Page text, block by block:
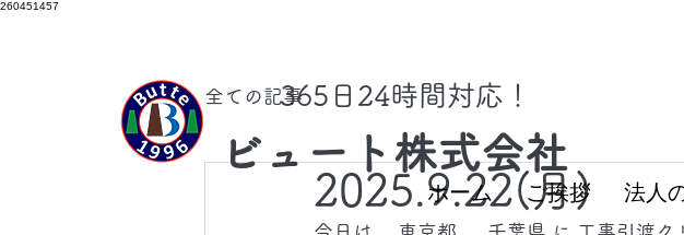
260451457
ビュート株式会社
​365日24時間対応！
ホーム ご挨拶 法人
全ての記事
2025.9.22(月)